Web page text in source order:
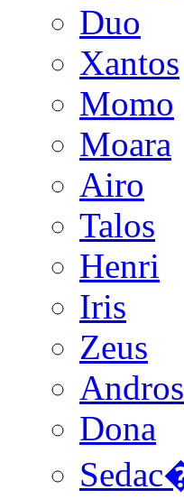
Duo
Xantos
Momo
Moara
Airo
Talos
Henri
Iris
Zeus
Andros
Dona